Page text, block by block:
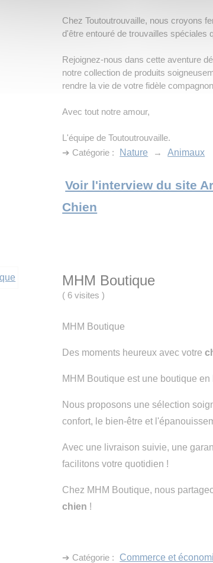
Chez Toutoutrouvaille, nous croyons
d'être entouré de trouvailles spéciales
Rejoignez-nous dans cette aventure
notre collection de produits
rendre la vie de votre fidèle
Avec tout notre amour,
L'équipe de Toutoutrouvaille.
➔ Catégorie :
Nature → Animaux
Voir l'interview du site
Chien
MHM Boutique
( 6 visites)
MHM Boutique
Des moments heureux avec votre
MHM Boutique est une boutique
Nous proposons une sélection
confort, le bien-être et
Avec une livraison suivie, une
facilitons votre quotidien !
Chez MHM Boutique, nous
chien !
➔ Catégorie : Commerce et